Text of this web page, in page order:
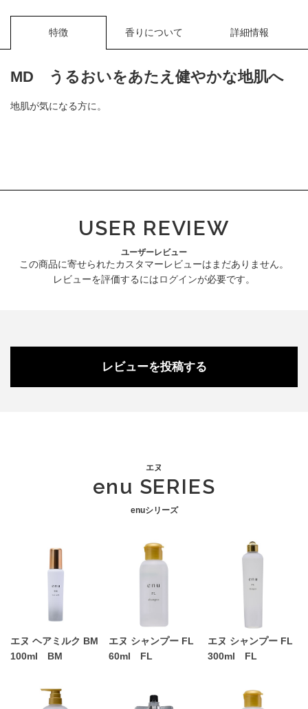
特徴 香りについて 詳細情報
MD うるおいをあたえ健やかな地肌へ
地肌が気になる方に。
USER REVIEW
ユーザーレビュー
この商品に寄せられたカスタマーレビューはまだありません。
レビューを評価するにはログインが必要です。
レビューを投稿する
エヌ
enu SERIES
enuシリーズ
エヌ ヘアミルク BM
100ml BM
エヌ シャンプー FL
60ml FL
エヌ シャンプー FL
300ml FL